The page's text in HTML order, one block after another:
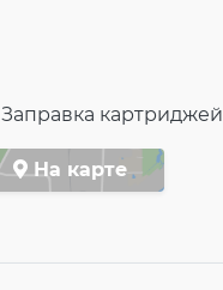
Заправка картриджей
На карте